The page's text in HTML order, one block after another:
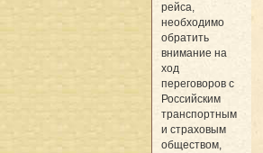
рейса,
необходимо
обратить
внимание на
ход
переговоров с
Российским
транспортным
и страховым
обществом,